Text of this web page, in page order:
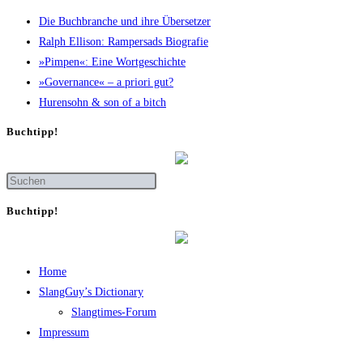
Die Buch­bran­che und ihre Übersetzer
Ralph Elli­son: Ram­pers­ads Biografie
»Pim­pen«: Eine Wortgeschichte
»Gover­nan­ce« – a prio­ri gut?
Huren­sohn & son of a bitch
Buch­tipp!
Buch­tipp!
Home
SlangGuy’s Dic­tion­a­ry
Slang­times-Forum
Impres­sum